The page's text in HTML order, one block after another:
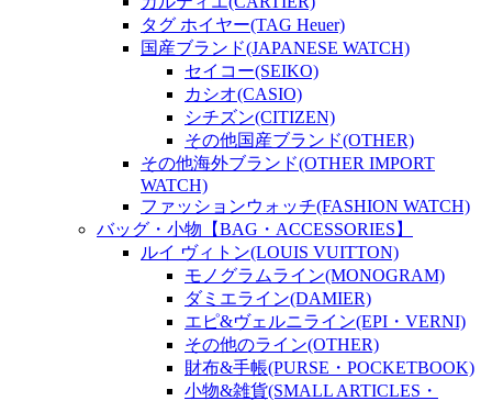
タグ ホイヤー(TAG Heuer)
国産ブランド(JAPANESE WATCH)
セイコー(SEIKO)
カシオ(CASIO)
シチズン(CITIZEN)
その他国産ブランド(OTHER)
その他海外ブランド(OTHER IMPORT
WATCH)
ファッションウォッチ(FASHION WATCH)
バッグ・小物【BAG・ACCESSORIES】
ルイ ヴィトン(LOUIS VUITTON)
モノグラムライン(MONOGRAM)
ダミエライン(DAMIER)
エピ&ヴェルニライン(EPI・VERNI)
その他のライン(OTHER)
財布&手帳(PURSE・POCKETBOOK)
小物&雑貨(SMALL ARTICLES・